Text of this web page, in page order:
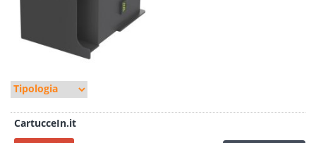
CartucceIn.it